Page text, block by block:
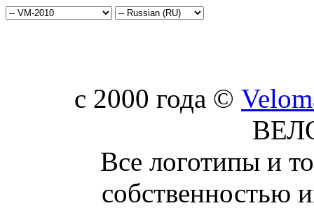
c 2000 года ©
Все логотипы и
собственностью